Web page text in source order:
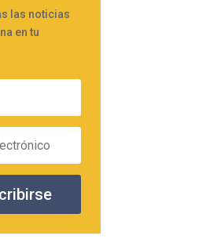
las noticias
en tu